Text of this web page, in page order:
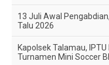
13 Juli Awal
Talu 2026
Kapolsek Talamau,
Turnamen Mini Soccer